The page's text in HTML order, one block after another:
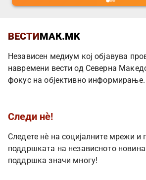
ВЕСТИМАК.MK
Независен медиум кој објавува
навремени вести од Северна
фокус на објективно информирање.
Следи нè!
Следете нè на социјалните мрежи и
поддршката на независното
поддршка значи многу!